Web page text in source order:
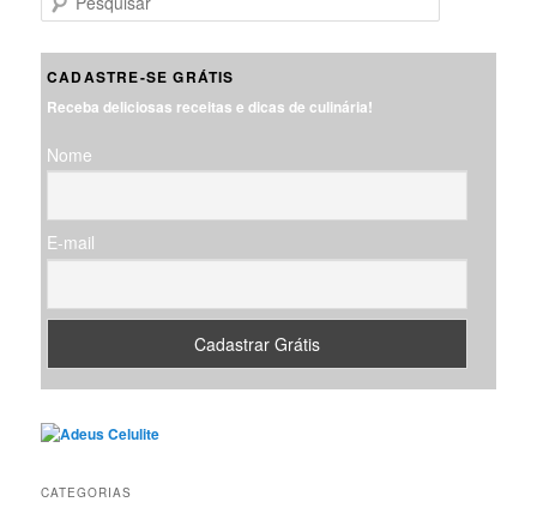
e
u
a
CADASTRE-SE GRÁTIS
Receba deliciosas receitas e dicas de culinária!
Nome
E-mail
CATEGORIAS